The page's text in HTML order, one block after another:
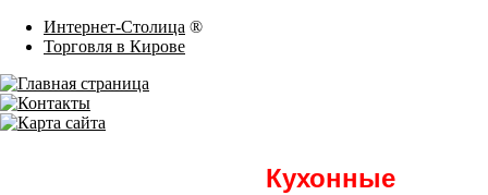
Интернет-Столица ®
Торговля в Кирове
Кухонные